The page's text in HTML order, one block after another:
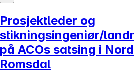
Prosjektleder og
stikningsingeniør/
på ACOs satsing i
Romsdal